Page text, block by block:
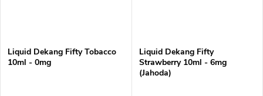
Liquid Dekang Fifty Tobacco
10ml - 0mg
Liquid Dekang Fifty
Strawberry 10ml - 6mg
(Jahoda)